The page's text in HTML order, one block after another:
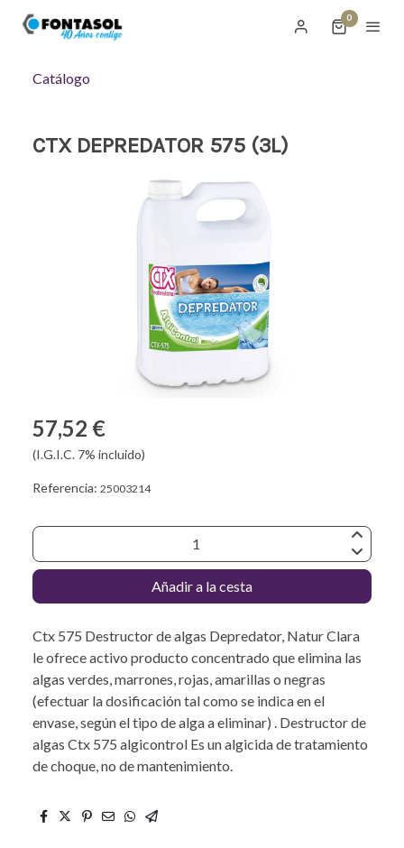
0
Catálogo
CTX DEPREDATOR 575 (3L)
57,52 €
(I.G.I.C. 7% incluido)
Referencia: 25003214
Añadir a la cesta
Ctx 575 Destructor de algas Depredator, Natur Clara
le ofrece activo producto concentrado que elimina las
algas verdes, marrones, rojas, amarillas o negras
(efectuar la dosificación tal como se indica en el
envase, según el tipo de alga a eliminar) . Destructor de
algas Ctx 575 algicontrol Es un algicida de tratamiento
de choque, no de mantenimiento.